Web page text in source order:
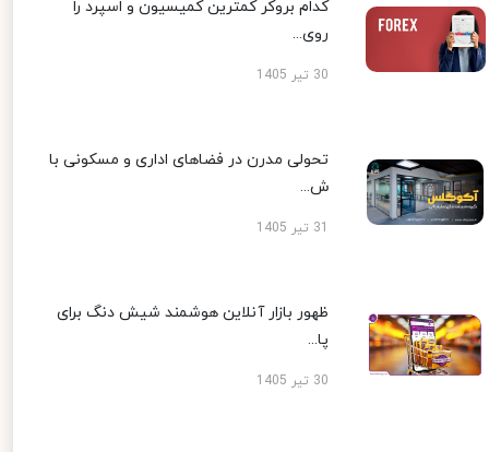
کدام بروکر کمترین کمیسیون و اسپرد را
روی...
30 تیر 1405
تحولی مدرن در فضاهای اداری و مسکونی با
ش...
ظهور بازار آنلاین هوشمند شیش دنگ برای
پا...
30 تیر 1405